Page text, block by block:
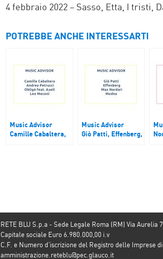
4 febbraio 2022 – Sasso, Etta, I tristi,
POTREBBE ANCHE INTERESSARTI
Music Advisor
Camille Cabaltera,
Music Advisor
Giò Patti, Effenberg,
RETE BLU S.p.a - Sede Legale Roma (RM) Via Aurelia
Capitale sociale Euro 6.980.000,00 i.v
C.F. e Numero d’iscrizione del Registro delle Imprese
amministrazione.reteblu@pec.glauco.it